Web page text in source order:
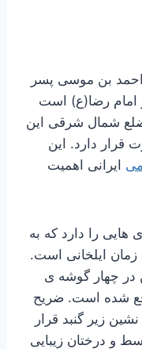
احمد بن موسی پسر
امام رضا(ع) است
شمال شرقی این
قرار دارد. این
ایرانی اهمیت
هایی را دارد که به
ایلخانی است.
در چهار گوشه ی
شده است. ضریح
زیر گنبد قرار
و درختان زیبایی